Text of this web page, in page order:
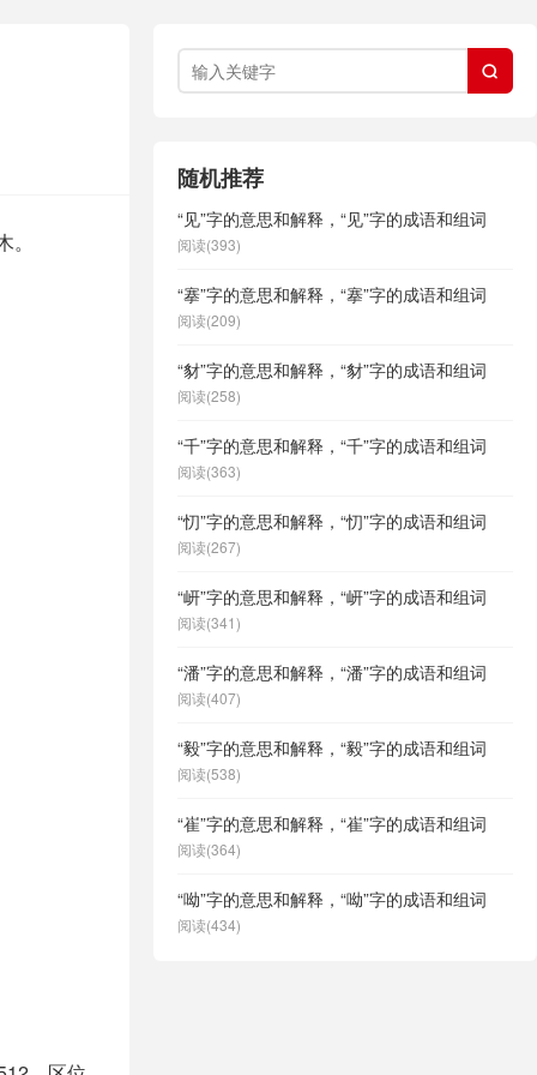

随机推荐
“见”字的意思和解释，“见”字的成语和组词
阅读(393)
“搴”字的意思和解释，“搴”字的成语和组词
阅读(209)
“豺”字的意思和解释，“豺”字的成语和组词
阅读(258)
“千”字的意思和解释，“千”字的成语和组词
阅读(363)
“忉”字的意思和解释，“忉”字的成语和组词
阅读(267)
“岍”字的意思和解释，“岍”字的成语和组词
阅读(341)
“潘”字的意思和解释，“潘”字的成语和组词
阅读(407)
“毅”字的意思和解释，“毅”字的成语和组词
阅读(538)
“崔”字的意思和解释，“崔”字的成语和组词
阅读(364)
“呦”字的意思和解释，“呦”字的成语和组词
阅读(434)